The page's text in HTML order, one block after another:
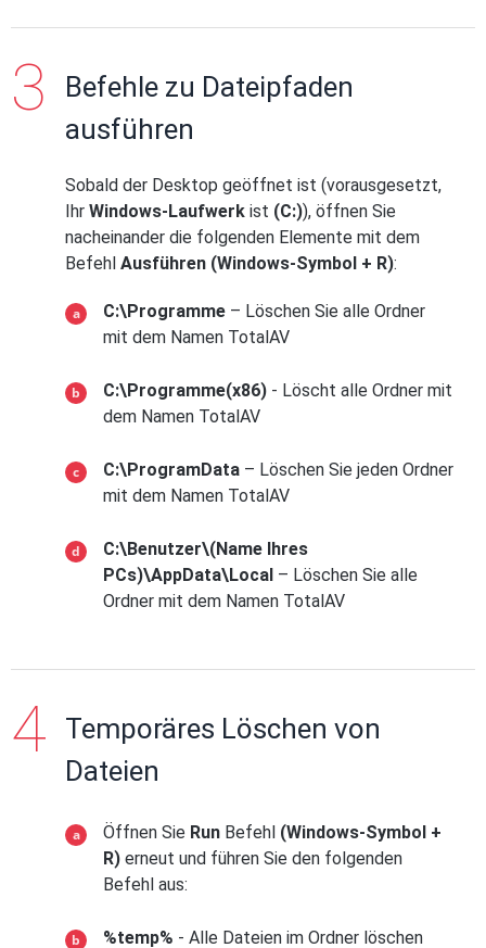
Befehle zu Dateipfaden
ausführen
Sobald der Desktop geöffnet ist (vorausgesetzt,
Ihr Windows-Laufwerk ist (C:)), öffnen Sie
nacheinander die folgenden Elemente mit dem
Befehl Ausführen (Windows-Symbol + R):
C:\Programme – Löschen Sie alle Ordner
mit dem Namen TotalAV
C:\Programme(x86) - Löscht alle Ordner mit
dem Namen TotalAV
C:\ProgramData – Löschen Sie jeden Ordner
mit dem Namen TotalAV
C:\Benutzer\(Name Ihres
PCs)\AppData\Local – Löschen Sie alle
Ordner mit dem Namen TotalAV
Temporäres Löschen von
Dateien
Öffnen Sie Run Befehl (Windows-Symbol +
R) erneut und führen Sie den folgenden
Befehl aus:
%temp% - Alle Dateien im Ordner löschen